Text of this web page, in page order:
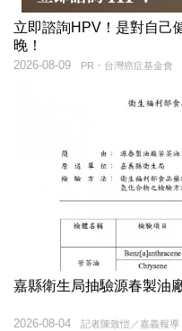
立即諮詢HPV！是對自己
晚！
PR・台灣癌症基金會
2026-08-09
嘉縣衛生局抽驗源春製
記者陳致愷／嘉義報導
2026-08-04